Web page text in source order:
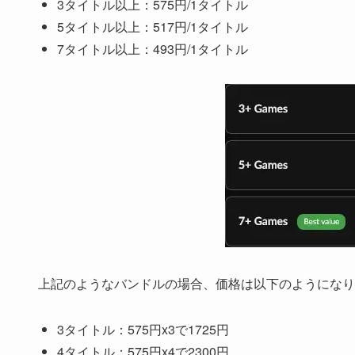
3タイトル以上：575円/1タイトル
5タイトル以上：517円/1タイトル
7タイトル以上：493円/1タイトル
上記のようなバンドルの場合、価格は以下のようにな
3タイトル：575円x3で1725円